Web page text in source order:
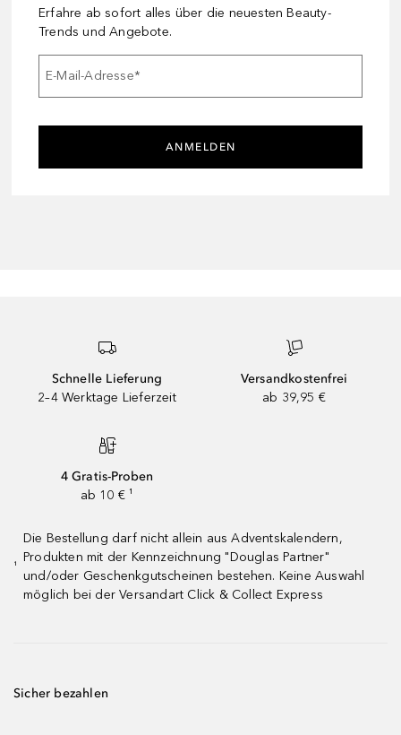
Erfahre ab sofort alles über die neuesten Beauty-
Trends und Angebote.
E-Mail-Adresse*
ANMELDEN
Schnelle Lieferung
2–4 Werktage Lieferzeit
Versandkostenfrei
ab 39,95 €
4 Gratis-Proben
ab 10 € ¹
¹
Die Bestellung darf nicht allein aus Adventskalendern,
Produkten mit der Kennzeichnung "Douglas Partner"
und/oder Geschenkgutscheinen bestehen. Keine Auswahl
möglich bei der Versandart Click & Collect Express
Sicher bezahlen